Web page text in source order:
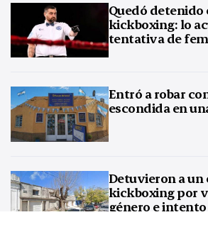
Quedó
kickboxing: lo
tentativa de
Entró a robar
escondida en
Detuvieron a
kickboxing por
género e